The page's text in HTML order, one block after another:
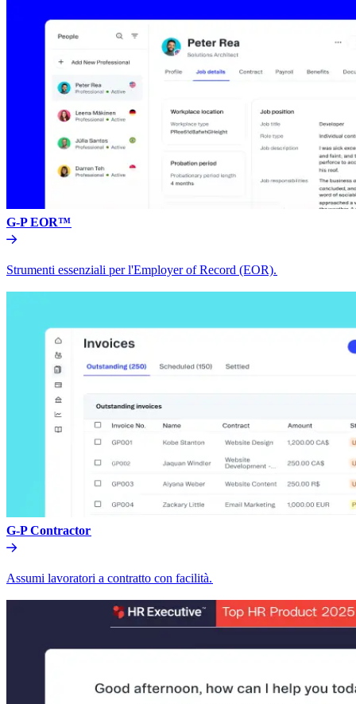
G-P EOR™​​
Strumenti essenziali per l'Employer of Record (EOR).​​
G-P Contractor​​
Assumi lavoratori a contratto con facilità.​​